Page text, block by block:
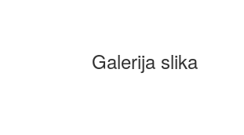
Galerija slika